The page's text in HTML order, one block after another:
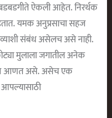
ऐकली आहेत. निरर्थक
यमक अनुप्रसाचा सहज
संबंध असेलच असे नाही.
मुलाला जगातील अनेक
आणत असे. असेच एक